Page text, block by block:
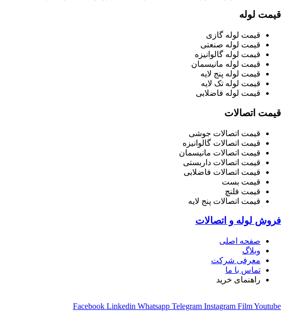
قیمت لوله
قیمت لوله گازی
قیمت لوله صنعتی
قیمت لوله گالوانیزه
قیمت لوله مانیسمان
قیمت لوله پنج لایه
قیمت لوله تک لایه
قیمت لوله فاضلابی
قیمت اتصالات
قیمت اتصالات جوشی
قیمت اتصالات گالوانیزه
قیمت اتصالات مانیسمان
قیمت اتصالات داربستی
قیمت اتصالات فاضلابی
قیمت بست
قیمت فلنچ
قیمت اتصالات پنج لایه
فروش لوله و اتصالات
صفحه اصلی
وبلاگ
معرفی شرکت
تماس با ما
راهنمای خرید
Facebook Linkedin Whatsapp Telegram Instagram FilmYoutube